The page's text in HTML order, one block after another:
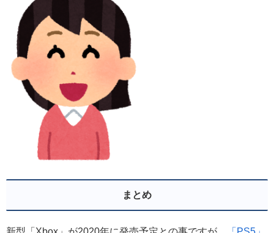
まとめ